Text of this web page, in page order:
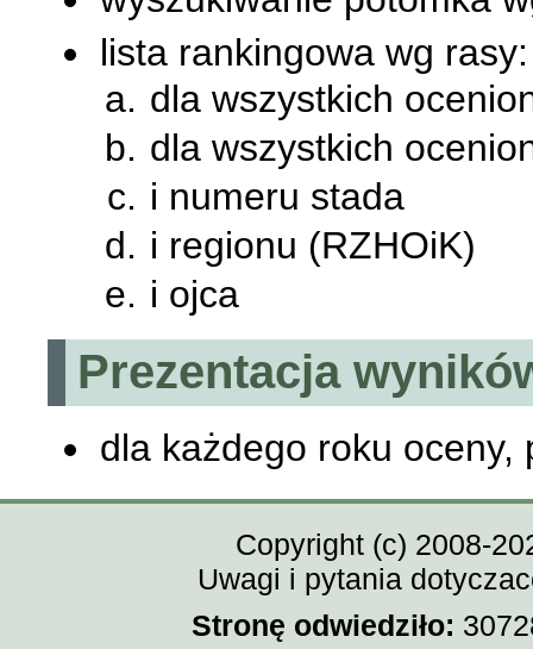
lista rankingowa wg rasy:
dla wszystkich
dla wszystkich
i numeru stada
i regionu (RZHOiK)
i ojca
Prezentacja
dla każdego roku oceny,
Copyright (c) 2008-
Uwagi i pytania
Stronę odwiedziło: